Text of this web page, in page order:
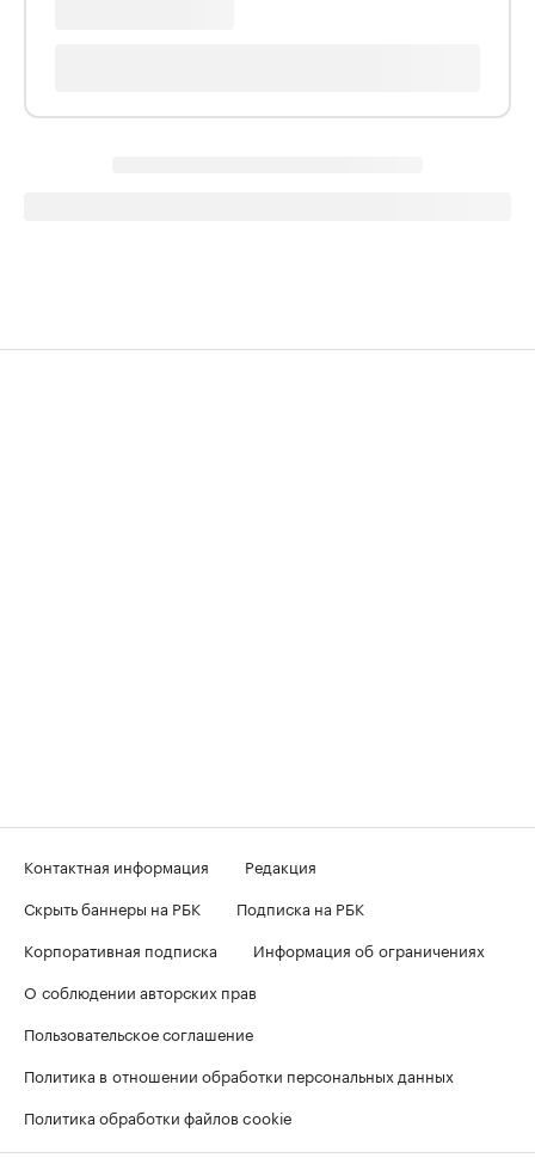
Контактная информация
Редакция
Скрыть баннеры на РБК
Подписка на РБК
Корпоративная подписка
Информация об ограничениях
О соблюдении авторских прав
Пользовательское соглашение
Политика в отношении обработки персональных данных
Политика обработки файлов cookie